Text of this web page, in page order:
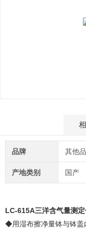
品牌 其他
产地类别 国产
LC-615A三洋含气量测
◆用湿布擦净量钵与钵盖